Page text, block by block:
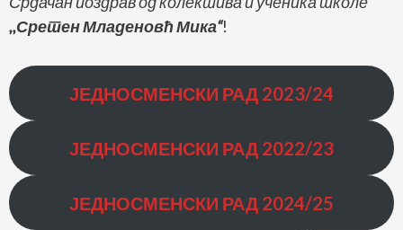
,,Сретен Младеновћ Мика“!
ЈЕДНОСМЕНСКИ РАД 2023/24
ЈЕДНОСМЕНСКИ РАД 2022/23
ЈЕДНОСМЕНСКИ РАД 2024/25